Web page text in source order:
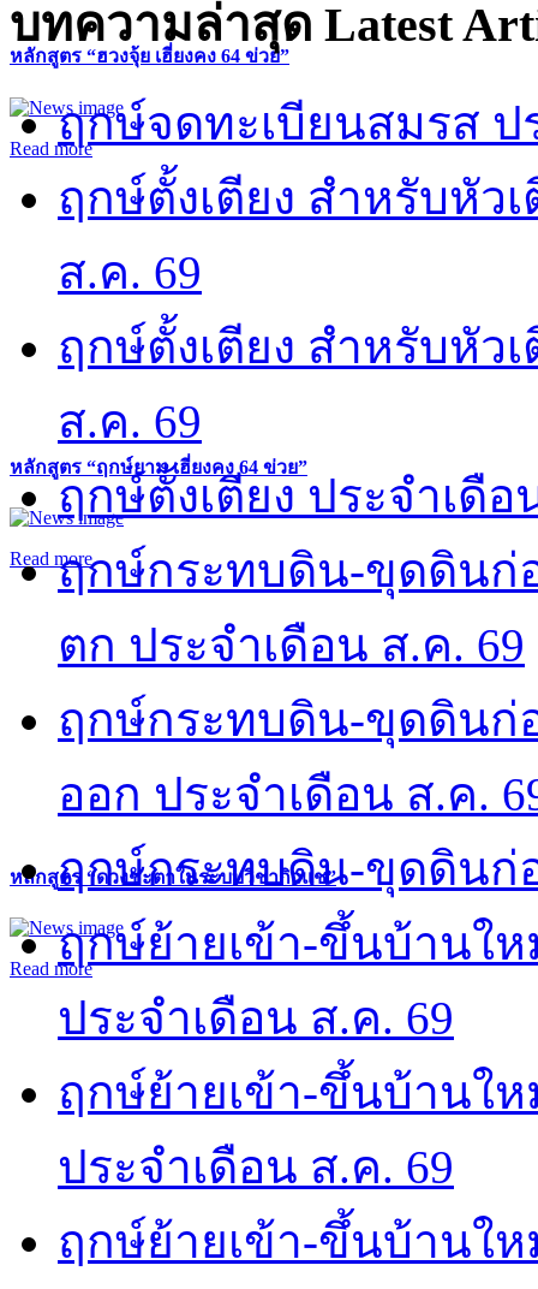
หลักสูตร “ฮวงจุ้ย เฮี่ยงคง 64 ข่วย”
Read more
หลักสูตร “ฤกษ์ยาม เฮี่ยงคง 64 ข่วย”
Read more
หลักสูตร “ดวงชะตาในระบบวิชากิวแช”
Read more
บทความล่าสุด Latest
ฤกษ์จดทะเบียนสมรส ป
ฤกษ์ตั้งเตียง สำหรับหัว
ส.ค. 69
ฤกษ์ตั้งเตียง สำหรับหัว
ส.ค. 69
ฤกษ์ตั้งเตียง ประจำเดือ
ฤกษ์กระทบดิน-ขุดดินก่
ตก ประจำเดือน ส.ค. 69
ฤกษ์กระทบดิน-ขุดดินก่
ออก ประจำเดือน ส.ค.
ฤกษ์กระทบดิน-ขุดดินก่
ฤกษ์ย้ายเข้า-ขึ้นบ้านใ
ประจำเดือน ส.ค. 69
ฤกษ์ย้ายเข้า-ขึ้นบ้านใ
ประจำเดือน ส.ค. 69
ฤกษ์ย้ายเข้า-ขึ้นบ้านให